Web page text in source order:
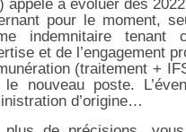
appelé à évoluer dès
pour le moment,
indemnitaire
et de l’engagement
(traitement +
le nouveau poste.
d’origine…